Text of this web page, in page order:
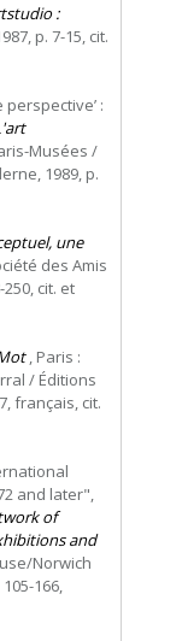
:
p. 7-15, cit.
:
Musées /
1989, p.
une
des Amis
cit. et
, Paris :
/ Éditions
français, cit.
and later",
of
and
Norwich
166,